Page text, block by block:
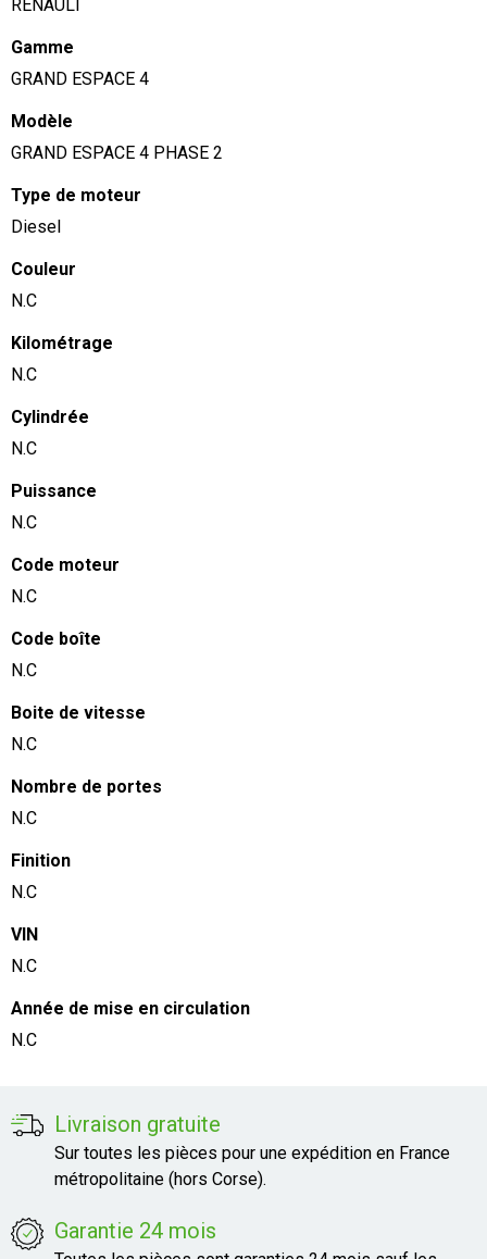
RENAULT
Gamme
GRAND ESPACE 4
Modèle
GRAND ESPACE 4 PHASE 2
Type de moteur
Diesel
Couleur
N.C
Kilométrage
N.C
Cylindrée
N.C
Puissance
N.C
Code moteur
N.C
Code boîte
N.C
Boite de vitesse
N.C
Nombre de portes
N.C
Finition
N.C
VIN
N.C
Année de mise en circulation
N.C
Livraison gratuite
Sur toutes les pièces pour une expédition en France
métropolitaine (hors Corse).
Garantie 24 mois